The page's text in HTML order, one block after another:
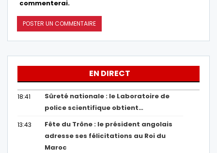
commenterai.
EN DIRECT
18:41
Sûreté nationale : le Laboratoire de
police scientifique obtient…
13:43
Fête du Trône : le président angolais
adresse ses félicitations au Roi du
Maroc